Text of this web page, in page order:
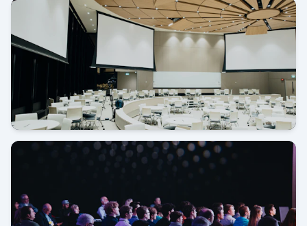
Grand Launching AMI di Novotel